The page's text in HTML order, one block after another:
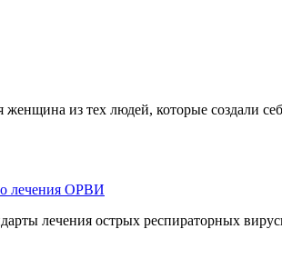
из тех людей, которые создали
лечения ОРВИ
лечения острых респираторных